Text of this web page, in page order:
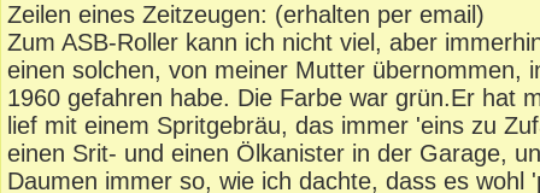
Zeilen eines Zeitzeugen: (erhalten per email)
Zum ASB-Roller kann ich nicht viel, aber
einen solchen, von meiner Mutter übernommen,
1960 gefahren habe. Die Farbe war grün.Er hat
lief mit einem Spritgebräu, das immer 'eins zu
einen Srit- und einen Ölkanister in der Garage,
Daumen immer so, wie ich dachte, dass es wohl